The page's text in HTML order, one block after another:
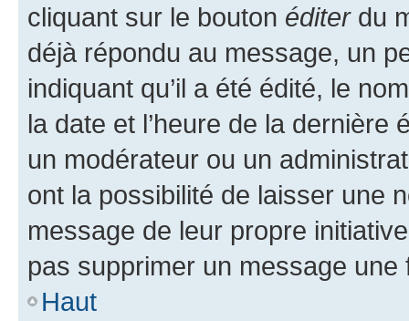
cliquant sur le bouton éditerdu
déjà répondu au message, un
indiquant qu’il a été édité, le
la date et l’heure de la dernière
un modérateur ou un
ont la possibilité de laisser une
message de leur propre
pas supprimer un message une
Haut